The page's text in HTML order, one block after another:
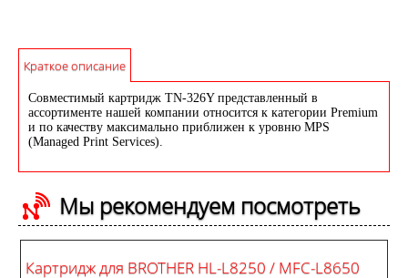
Краткое описание
Совместимый картридж TN-326Y представленный в
ассортименте нашей компании относится к категории Premium
и по качеству максимально приближен к уровню MPS
(Managed Print Services).
Мы рекомендуем посмотреть
Картридж для BROTHER HL-L8250 / MFC-L8650